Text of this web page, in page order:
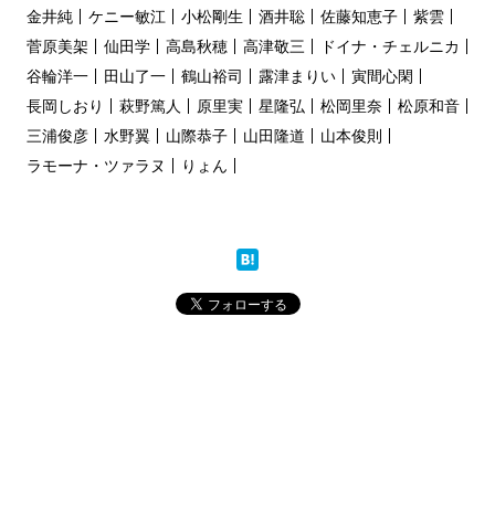
金井純
ケニー敏江 小松剛生 酒井聡 佐藤知恵子
紫雲
菅原美架
仙田学 高島秋穂 高津敬三
ドイナ・チェルニカ
谷輪洋一
田山了一 鶴山裕司 露津まりい
寅間心閑
長岡しおり
萩野篤人 原里実 星隆弘 松岡里奈
松原和音
三浦俊彦
水野翼 山際恭子 山田隆道
山本俊則
ラモーナ・ツァラヌ
りょん